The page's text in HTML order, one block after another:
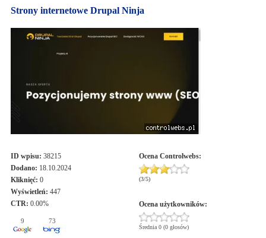
Strony internetowe Drupal Ninja
ID wpisu: 38215
Dodano: 18.10.2024
Kliknięć: 0
Wyświetleń: 447
CTR: 0.00%
9 73
Ocena Controlwebs:
(3/5)
Ocena użytkowników:
Średnia 0 (0 głosów)